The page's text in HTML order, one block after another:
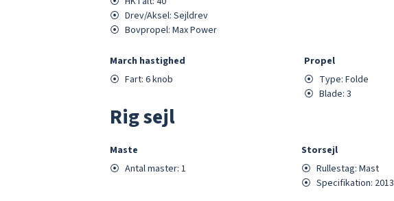
⦿ Drev/Aksel: Sejldrev
⦿ Bovpropel: Max Power
March hastighed
⦿ Fart: 6knob
Propel
⦿ Type:Folde
⦿ Blade:3
Rig sejl
Maste
⦿ Antal master: 1
Storsejl
⦿ Rullestag:Mast
⦿ Specifikation: 2013